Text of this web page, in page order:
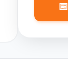
📅